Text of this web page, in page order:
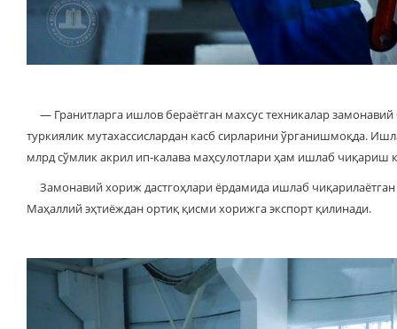
— Гранитларга ишлов бераётган махсус техникалар
туркиялик мутахассислардан касб сирларини ўрганишмоқда.
млрд сўмлик акрил ип-калава маҳсулотлари ҳам ишлаб чиқариш
Замонавий хориж дастгоҳлари ёрдамида ишлаб
Маҳаллий эҳтиёждан ортиқ қисми хорижга экспорт қилинади.